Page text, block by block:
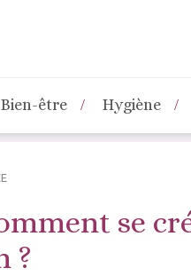
Bien-être Hygiène
se
?